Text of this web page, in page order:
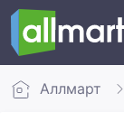
Аллмарт